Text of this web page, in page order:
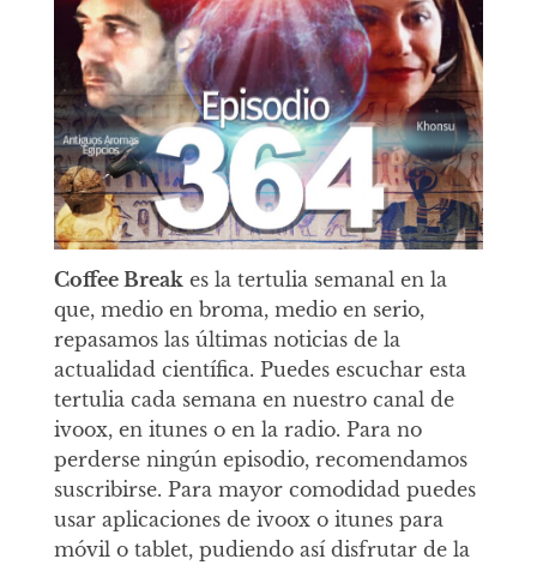
Coffee Break es la tertulia semanal en la
que, medio en broma, medio en serio,
repasamos las últimas noticias de la
actualidad científica. Puedes escuchar esta
tertulia cada semana en nuestro canal de
ivoox, en itunes o en la radio. Para no
perderse ningún episodio, recomendamos
suscribirse. Para mayor comodidad puedes
usar aplicaciones de ivoox o itunes para
móvil o tablet, pudiendo así disfrutar de la